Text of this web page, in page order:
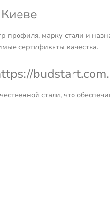
профиля, марку стали и
сертификаты качества.
стали, что